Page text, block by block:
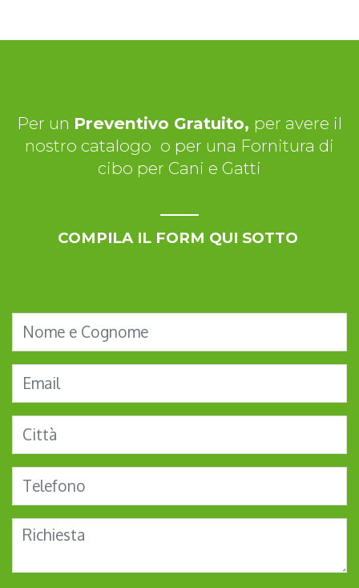
Per un Preventivo Gratuito, per avere il
nostro catalogo o per una Fornitura di
cibo per Cani e Gatti
COMPILA IL FORM QUI SOTTO